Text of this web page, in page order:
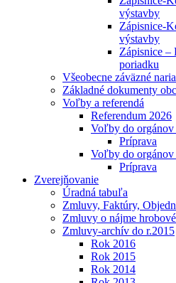
výstavby
Zápisnice-
výstavby
Zápisnice –
poriadku
Všeobecne záväzné
Základné dokumenty
Voľby a referendá
Referendum 2026
Voľby do orgánov
Príprava
Voľby do orgánov
Príprava
Zverejňovanie
Úradná tabuľa
Zmluvy, Faktúry,
Zmluvy o nájme
Zmluvy-archív do r.2015
Rok 2016
Rok 2015
Rok 2014